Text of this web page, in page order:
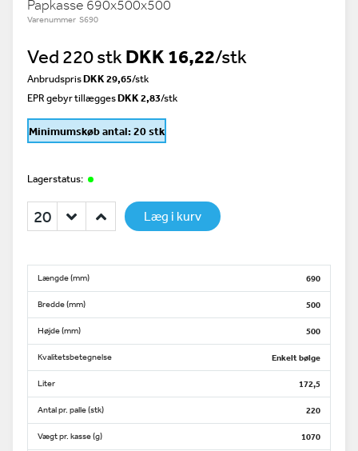
Papkasse 690x500x500
Varenummer S690
Ved 220 stk DKK 16,22/stk
AnbrudsprisDKK 29,65/stk
EPR gebyr tillæggesDKK 2,83/stk
Minimumskøb antal: 20 stk
Lagerstatus:
Læg i kurv
Længde (mm) 690
Bredde (mm) 500
Højde (mm) 500
Kvalitetsbetegnelse Enkelt bølge
Liter 172,5
Antal pr. palle (stk) 220
Vægt pr. kasse (g) 1070